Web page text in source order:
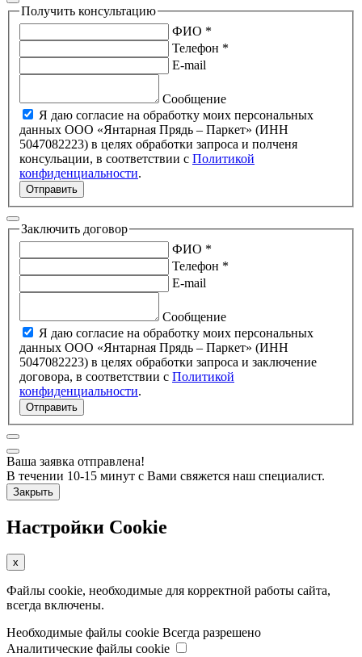
Получить консультацию
ФИО *
Телефон *
E-mail
Сообщение
Я даю согласие на обработку моих персональных
данных ООО «Янтарная Прядь – Паркет» (ИНН
5047082223) в целях обработки запроса и полченя
консульации, в соответствии с Политикой
конфиденциальности.
Отправить
Заключить договор
ФИО *
Телефон *
E-mail
Сообщение
Я даю согласие на обработку моих персональных
данных ООО «Янтарная Прядь – Паркет» (ИНН
5047082223) в целях обработки запроса и заключение
договора, в соответствии с Политикой
конфиденциальности.
Отправить
Ваша заявка отправлена!
В течении 10-15 минут с Вами свяжется наш специалист.
Закрыть
Настройки Cookie
x
Файлы cookie, необходимые для корректной работы сайта,
всегда включены.
Необходимые файлы cookie Всегда разрешено
Аналитические файлы cookie